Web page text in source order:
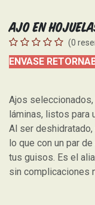
Ajo en
(0
ENVASE
Ajos
láminas, listos para
Al ser
lo que con un par
tus guisos. Es el
sin complicaciones